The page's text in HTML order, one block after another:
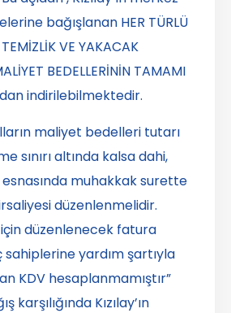
bağışlanan HER TÜRLÜ
VE YAKACAK
BEDELLERİNİN TAMAMI
indirilebilmektedir.
maliyet bedelleri tutarı
sınırı altında kalsa dahi,
esnasında muhakkak surette
düzenlenmelidir.
için düzenlenecek fatura
sahiplerine yardım şartıyla
KDV hesaplanmamıştır”
karşılığında Kızılay’ın